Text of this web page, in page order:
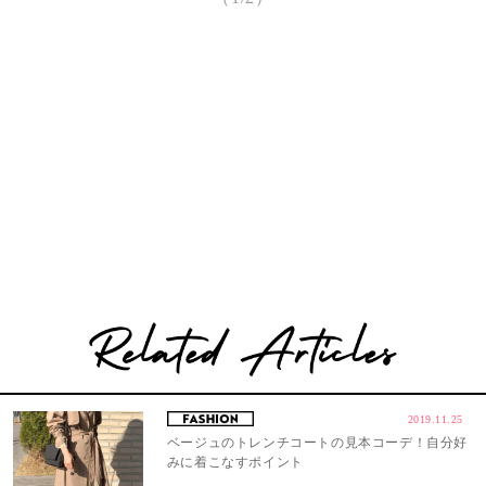
2019.11.25
ベージュのトレンチコートの見本コーデ！自分好
みに着こなすポイント